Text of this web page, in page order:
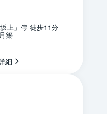
上」停 徒歩11分
築
細